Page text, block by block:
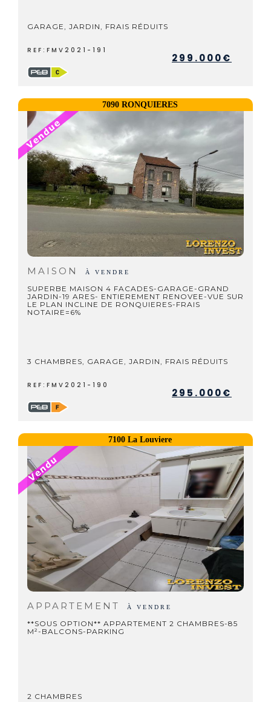
GARAGE, JARDIN, FRAIS RÉDUITS
REF:FMV2021-191
299.000€
7090 RONQUIERES
MAISON À VENDRE
SUPERBE MAISON 4 FACADES-GARAGE-GRAND
JARDIN-19 ARES- ENTIEREMENT RENOVEE-VUE SUR
LE PLAN INCLINE DE RONQUIERES-FRAIS
NOTAIRE=6%
3 CHAMBRES, GARAGE, JARDIN, FRAIS RÉDUITS
REF:FMV2021-190
295.000€
7100 La Louviere
APPARTEMENT À VENDRE
**SOUS OPTION** APPARTEMENT 2 CHAMBRES-85
M²-BALCONS-PARKING
2 CHAMBRES